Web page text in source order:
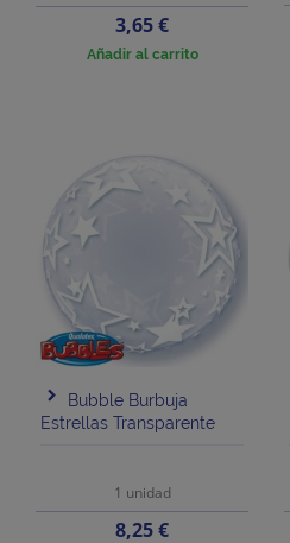
Precio
3,65 €
Añadir al carrito
Bubble Burbuja
Estrellas Transparente
1 unidad
Precio
8,25 €